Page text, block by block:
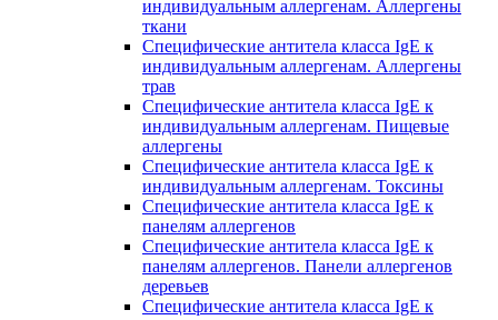
индивидуальным аллергенам. Аллергены
ткани
Специфические антитела класса IgE к
индивидуальным аллергенам. Аллергены
трав
Специфические антитела класса IgE к
индивидуальным аллергенам. Пищевые
аллергены
Специфические антитела класса IgE к
индивидуальным аллергенам. Токсины
Специфические антитела класса IgE к
панелям аллергенов
Специфические антитела класса IgE к
панелям аллергенов. Панели аллергенов
деревьев
Специфические антитела класса IgE к